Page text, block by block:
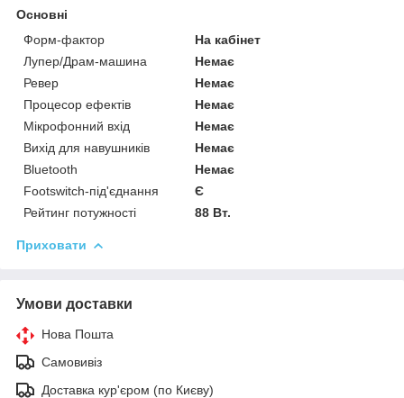
Основні
Форм-фактор
На кабінет
Лупер/Драм-машина
Немає
Ревер
Немає
Процесор ефектів
Немає
Мікрофонний вхід
Немає
Вихід для навушників
Немає
Bluetooth
Немає
Footswitch-під'єднання
Є
Рейтинг потужності
88 Вт.
Приховати
Умови доставки
Нова Пошта
Самовивіз
Доставка кур'єром (по Києву)